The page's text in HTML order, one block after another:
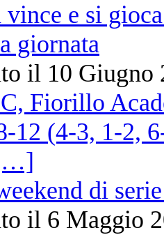
vince e si
giornata
il 10 Giugno
di
il 6 Maggio